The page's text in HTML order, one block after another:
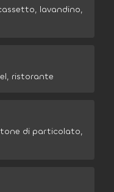
lavandino,
ristorante
di particolato,